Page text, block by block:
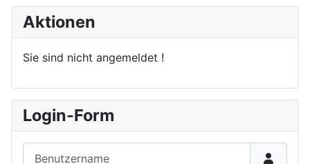
Aktionen
Sie sind nicht angemeldet !
Login-Form